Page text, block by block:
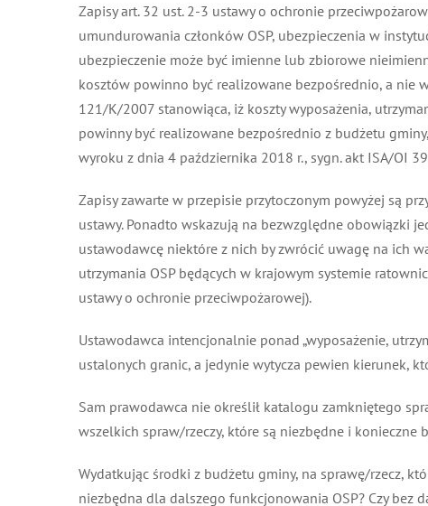
Zapisy art. 32 ust. 2-3 ustawy o ochronie
umundurowania członków OSP, ubezpieczenia w
ubezpieczenie może być imienne lub zbiorowe
kosztów powinno być realizowane bezpośrednio, a nie
121/K/2007 stanowiąca, iż koszty wyposażenia,
powinny być realizowane bezpośrednio z budżetu
wyroku z dnia 4 października 2018 r., sygn. akt ISA/OI
Zapisy zawarte w przepisie przytoczonym powyżej są
ustawy. Ponadto wskazują na bezwzględne obowiązki
ustawodawcę niektóre z nich by zwrócić uwagę na ich
utrzymania OSP będących w krajowym systemie
ustawy o ochronie przeciwpożarowej).
Ustawodawca intencjonalnie ponad „wyposażenie,
ustalonych granic, a jedynie wytycza pewien kierunek,
Sam prawodawca nie określił katalogu zamkniętego
wszelkich spraw/rzeczy, które są niezbędne i konieczne
Wydatkując środki z budżetu gminy, na sprawę/rzecz,
niezbędna dla dalszego funkcjonowania OSP? Czy bez